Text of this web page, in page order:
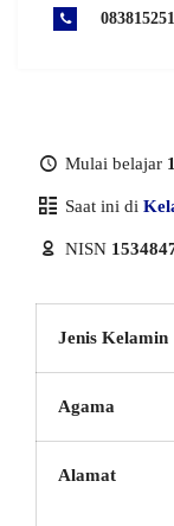
Mulai belajar
Saat ini di
NISN
Jenis Kelamin
Agama
Alamat